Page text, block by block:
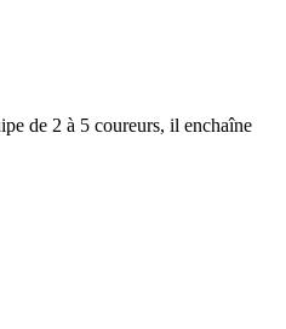
de 2 à 5 coureurs, il enchaîne